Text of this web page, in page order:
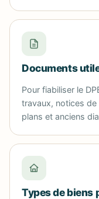
Documents
Pour fiabiliser le
travaux, notices
plans et anciens
Types de biens